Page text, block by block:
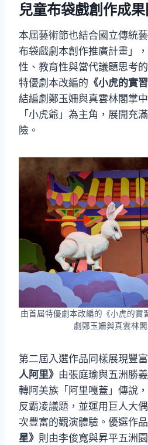
兒童布袋戲創作成
本屆藝術節也結合國立傳統
布袋戲劇本創作推廣計畫」
性、教育性與當代議題思考
特優劇本改編的 《小虎的實
結編劇鄭玉姍與真雲林閣掌
「小虎爺」為主角，展開充
險。
由首屆特優劇本改編的《小虎的實
劇鄭玉姍與真雲林
第二屆入選作品同樣展現豐
人阿里》 由張庭瑜與五洲勝
轉阿美族「阿里嘎蓋」傳說
反霸凌議題，並運用巨人大
次豐富的觀演體驗。優選作品
星》 則由李俊寬與昇平五洲